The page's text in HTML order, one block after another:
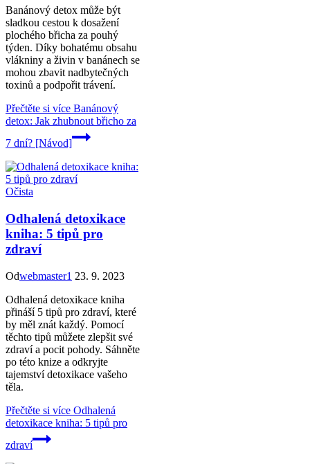
Banánový detox může být
sladkou cestou k dosažení
plochého břicha za pouhý
týden. Díky bohatému obsahu
vlákniny a živin v banánech se
mohou zbavit nadbytečných
toxinů a podpořit trávení.
Přečtěte si více Banánový
detox: Jak zhubnout břicho za
7 dní? [Návod]
Očista
Odhalená detoxikace
kniha: 5 tipů pro
zdraví
Odwebmaster1 23. 9. 2023
Odhalená detoxikace kniha
přináší 5 tipů pro zdraví, které
by měl znát každý. Pomocí
těchto tipů můžete zlepšit své
zdraví a pocit pohody. Sáhněte
po této knize a odkryjte
tajemství detoxikace vašeho
těla.
Přečtěte si více Odhalená
detoxikace kniha: 5 tipů pro
zdraví